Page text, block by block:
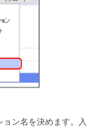
ン名を決めます。入